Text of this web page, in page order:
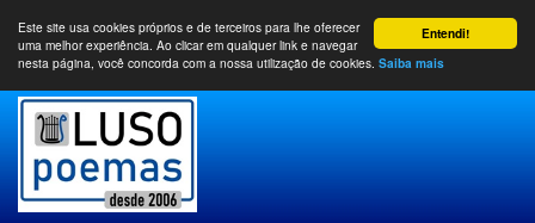
Entendi!
Este site usa cookies próprios e de terceiros para lhe oferecer
uma melhor experiência. Ao clicar em qualquer link e navegar
nesta página, você concorda com a nossa utilização de cookies. Saiba mais